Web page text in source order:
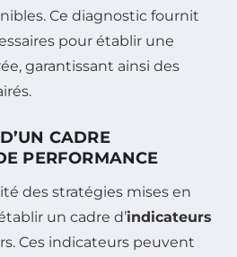
Ce diagnostic fournit
pour établir une
garantissant ainsi des
CADRE
PERFORMANCE
des stratégies mises en
un cadre d’indicateurs
Ces indicateurs peuvent